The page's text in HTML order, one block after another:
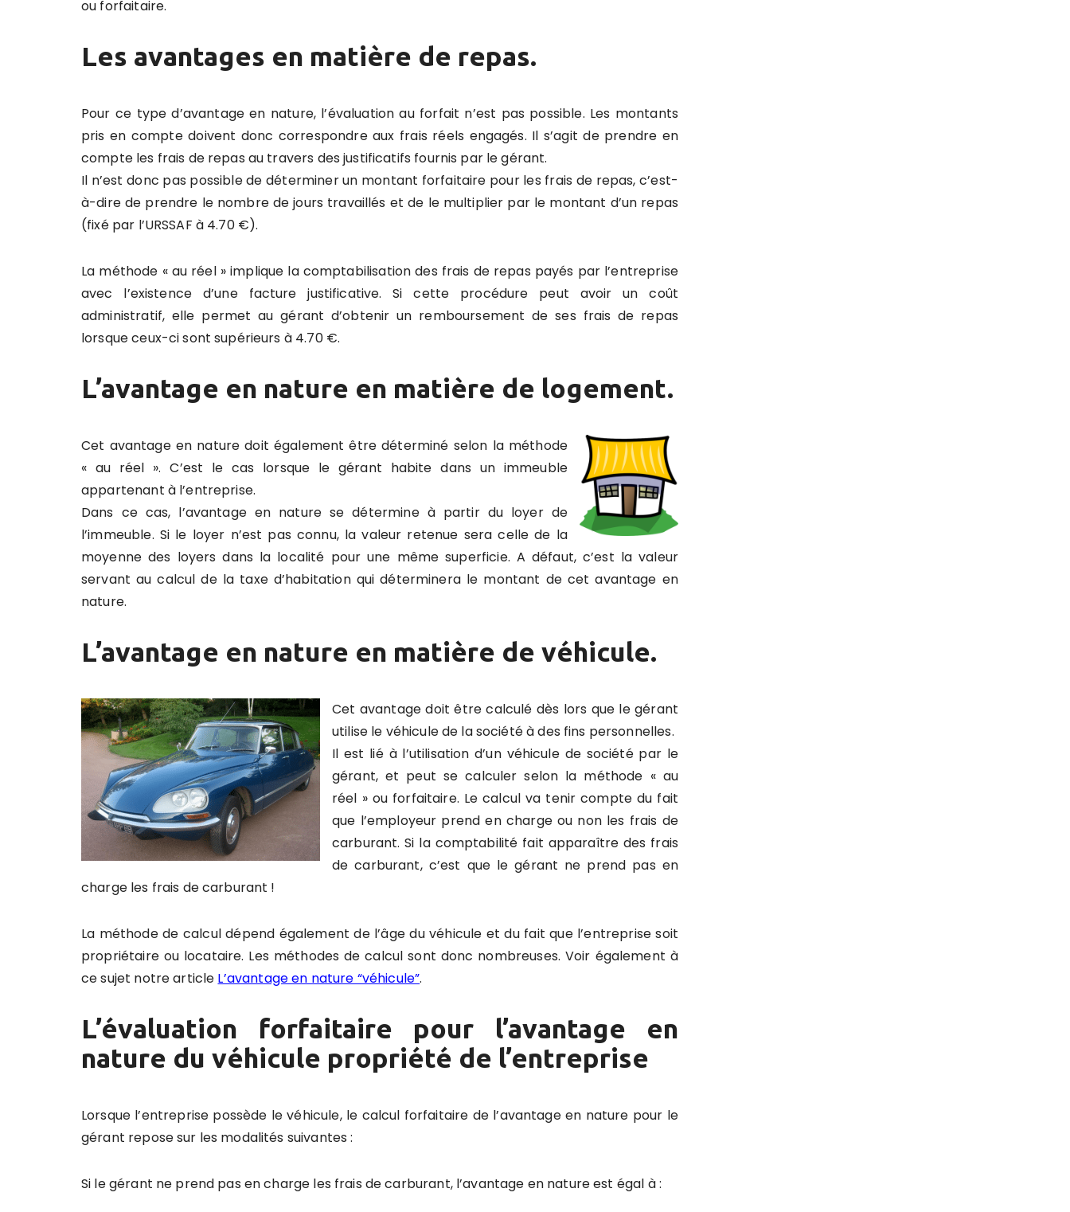
ou forfaitaire.
Les avantages en matière de repas.
Pour ce type d’avantage en nature, l’évaluation au forfait n’est pas possible. Les montants
pris en compte doivent donc correspondre aux frais réels engagés. Il s’agit de prendre en
compte les frais de repas au travers des justificatifs fournis par le gérant.
Il n’est donc pas possible de déterminer un montant forfaitaire pour les frais de repas, c’est-
à-dire de prendre le nombre de jours travaillés et de le multiplier par le montant d’un repas
(fixé par l’URSSAF à 4.70 €).
La méthode « au réel » implique la comptabilisation des frais de repas payés par l’entreprise
avec l’existence d’une facture justificative. Si cette procédure peut avoir un coût
administratif, elle permet au gérant d’obtenir un remboursement de ses frais de repas
lorsque ceux-ci sont supérieurs à 4.70 €.
L’avantage en nature en matière de logement.
Cet avantage en nature doit également être déterminé selon la méthode
« au réel ». C’est le cas lorsque le gérant habite dans un immeuble
appartenant à l’entreprise.
Dans ce cas, l’avantage en nature se détermine à partir du loyer de
l’immeuble. Si le loyer n’est pas connu, la valeur retenue sera celle de la
moyenne des loyers dans la localité pour une même superficie. A défaut, c’est la valeur
servant au calcul de la taxe d’habitation qui déterminera le montant de cet avantage en
nature.
L’avantage en nature en matière de véhicule.
Cet avantage doit être calculé dès lors que le gérant
utilise le véhicule de la société à des fins personnelles.
Il est lié à l’utilisation d’un véhicule de société par le
gérant, et peut se calculer selon la méthode « au
réel » ou forfaitaire. Le calcul va tenir compte du fait
que l’employeur prend en charge ou non les frais de
carburant. Si la comptabilité fait apparaître des frais
de carburant, c’est que le gérant ne prend pas en
charge les frais de carburant !
La méthode de calcul dépend également de l’âge du véhicule et du fait que l’entreprise soit
propriétaire ou locataire. Les méthodes de calcul sont donc nombreuses. Voir également à
ce sujet notre article L’avantage en nature “véhicule”.
L’évaluation forfaitaire pour l’avantage en
nature du véhicule propriété de l’entreprise
Lorsque l’entreprise possède le véhicule, le calcul forfaitaire de l’avantage en nature pour le
gérant repose sur les modalités suivantes :
Si le gérant ne prend pas en charge les frais de carburant, l’avantage en nature est égal à :